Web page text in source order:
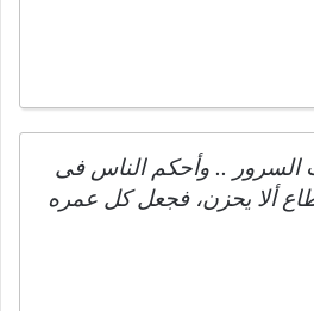
السرور .. وأحكم الناس فى
ألا يحزن، فجعل كل عمره